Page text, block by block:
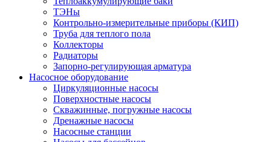
ТЭНы
Контрольно-измерительные приборы (КИП)
Труба для теплого пола
Коллекторы
Радиаторы
Запорно-регулирующая арматура
Насосное оборудование
Циркуляционные насосы
Поверхностные насосы
Скважинные, погружные насосы
Дренажные насосы
Насосные станции